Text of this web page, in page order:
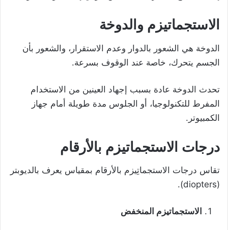
الاستجماتيزم والدوخة
الدوخة هي الشعور بالدوار وعدم الاستقرار، والشعور بأن
الجسم يتحرك، خاصة عند الوقوف بسرعة.
تحدث الدوخة عادة بسبب إجهاد العينين من الاستخدام
المفرط للتكنولوجيا، أو الجلوس مدة طويلة أمام جهاز
الكمبيوتر.
درجات الاستجماتيزم بالأرقام
تقاس درجات الاستجماتِيزم بالأرقام بمقياس يعرف بالديوبتر
(diopters).
الاستجماتيزم المنخفض